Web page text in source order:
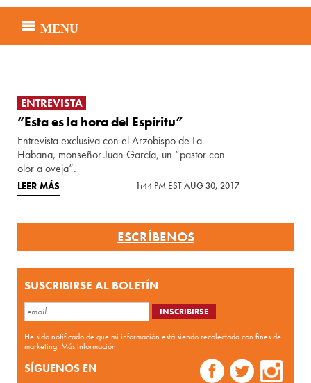
MENU
ENTREVISTA
“Esta es la hora del Espíritu”
Entrevista exclusiva con el Arzobispo de La
Habana, monseñor Juan García, un “pastor con
olor a oveja”.
LEER MÁS 1:44 PM EST AUG 30, 2017
ESCRÍBENOS
SUSCRIBIRSE AL BOLETÍN
He sido notificado de que mi información está siendo recolectada con fines de
marketing.Más información
SÍGUENOS EN